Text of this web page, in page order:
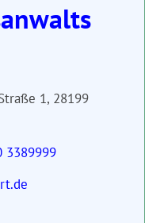
1, 28199
3389999